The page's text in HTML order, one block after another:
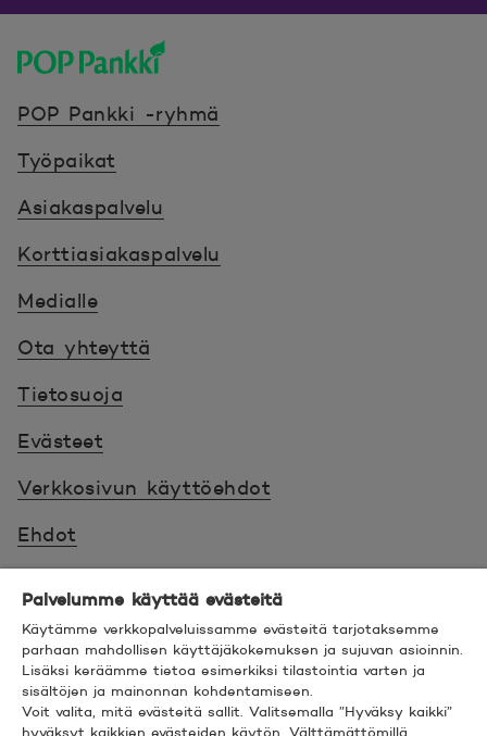
POP Pankki -ryhmä
Työpaikat
Asiakaspalvelu
Korttiasiakaspalvelu
Medialle
Ota yhteyttä
Tietosuoja
Evästeet
Verkkosivun käyttöehdot
Ehdot
Saavutettavuus
Hyödyllistä tietää
© 2026 POP Pankki,Hevosenkenkä 3, 02600
Palvelumme käyttää evästeitä
Käytämme verkkopalveluissamme evästeitä tarjotaksemme
parhaan mahdollisen käyttäjäkokemuksen ja sujuvan asioinnin.
Lisäksi keräämme tietoa esimerkiksi tilastointia varten ja
sisältöjen ja mainonnan kohdentamiseen.
Voit valita, mitä evästeitä sallit. Valitsemalla ”Hyväksy kaikki”
hyväksyt kaikkien evästeiden käytön. Välttämättömillä